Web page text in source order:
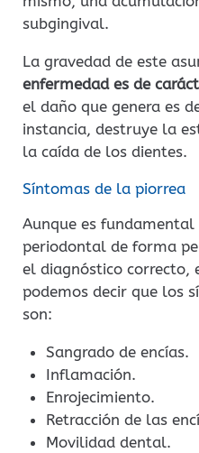
subgingival.
La gravedad de este
enfermedad es de
el daño que genera es
instancia, destruye la
la caída de los dientes.
Síntomas de la piorrea
Aunque es
periodontal de forma
el diagnóstico correcto,
podemos decir que los
son:
Sangrado de encías.
Inflamación.
Enrojecimiento.
Retracción de las
Movilidad dental.